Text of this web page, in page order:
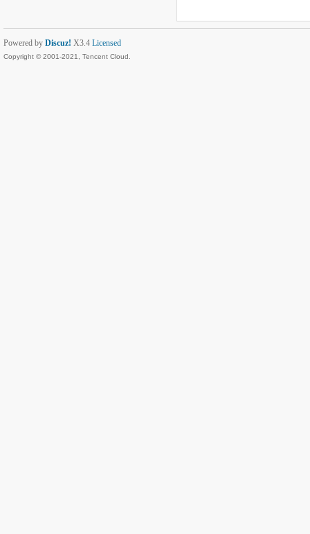
Powered by Discuz! X3.4 Licensed
Copyright © 2001-2021, Tencent Cloud.